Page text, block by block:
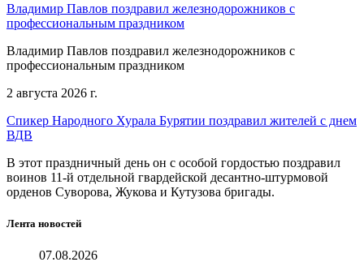
Владимир Павлов поздравил железнодорожников с
профессиональным праздником
Владимир Павлов поздравил железнодорожников с
профессиональным праздником
2 августа 2026 г.
Спикер Народного Хурала Бурятии поздравил жителей с днем
ВДВ
В этот праздничный день он с особой гордостью поздравил
воинов 11-й отдельной гвардейской десантно-штурмовой
орденов Суворова, Жукова и Кутузова бригады.
Лента новостей
07.08.2026